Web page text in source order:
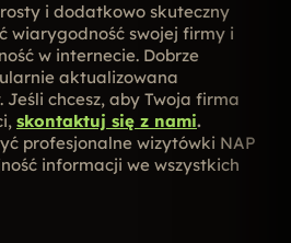
i dodatkowo skuteczny
wiarygodność swojej firmy i
w internecie. Dobrze
aktualizowana
chcesz, aby Twoja firma
skontaktuj się z nami.
profesjonalne wizytówki NAP
informacji we wszystkich